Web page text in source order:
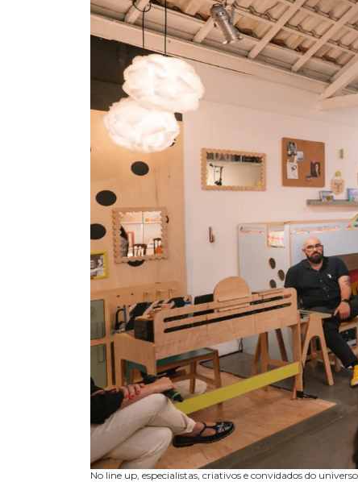
No line up, especialistas, criativos e convidados do